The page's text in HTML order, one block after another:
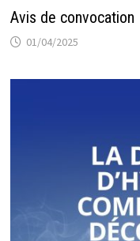
Avis de convocation
01/04/2025